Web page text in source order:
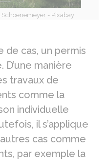
- Pixabay
de cas, un permis
manière
travaux de
comme la
individuelle
il s’applique
cas comme
par exemple la